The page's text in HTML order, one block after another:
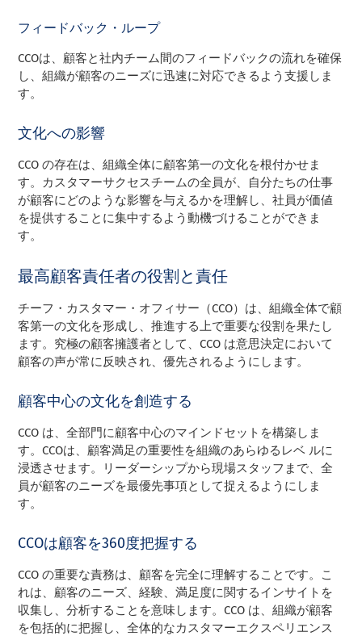
フィードバック・ループ
CCOは、顧客と社内チーム間のフィードバックの流れを確保
し、組織が顧客のニーズに迅速に対応できるよう支援しま
す。
文化への影響
CCO の存在は、組織全体に顧客第一の文化を根付かせま
す。カスタマーサクセスチームの全員が、自分たちの仕事
が顧客にどのような影響を与えるかを理解し、社員が価値
を提供することに集中するよう動機づけることができま
す。
最高顧客責任者の役割と責任
チーフ・カスタマー・オフィサー（CCO）は、組織全体で顧
客第一の文化を形成し、推進する上で重要な役割を果たし
ます。究極の顧客擁護者として、CCO は意思決定において
顧客の声が常に反映され、優先されるようにします。
顧客中心の文化を創造する
CCO は、全部門に顧客中心のマインドセットを構築しま
す。CCOは、顧客満足の重要性を組織のあらゆるレベ ルに
浸透させます。リーダーシップから現場スタッフまで、全
員が顧客のニーズを最優先事項として捉えるようにしま
す。
CCOは顧客を360度把握する
CCO の重要な責務は、顧客を完全に理解することです。こ
れは、顧客のニーズ、経験、満足度に関するインサイトを
収集し、分析することを意味します。CCO は、組織が顧客
を包括的に把握し、全体的なカスタマーエクスペリエンス